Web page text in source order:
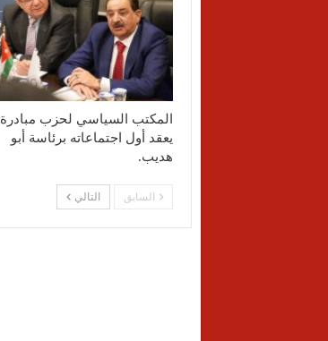
المكتب السياسي لحزب مبادرة
يعقد أول اجتماعاته برئاسة أبو
هديب.
السابق التالي